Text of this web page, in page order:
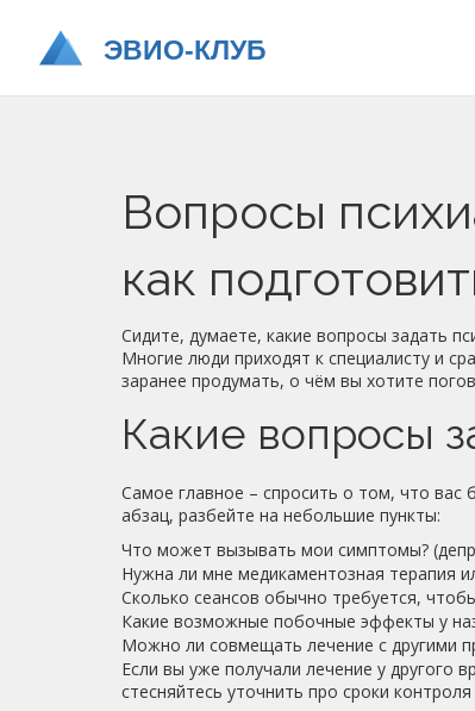
Вопросы
как
Сидите, думаете, какие вопросы задать
Многие люди приходят к специалисту и
заранее продумать, о чём вы хотите
Какие вопросы
Самое главное – спросить о том, что вас
абзац, разбейте на небольшие пункты:
Что может вызывать мои симптомы?
Нужна ли мне медикаментозная терапия
Сколько сеансов обычно требуется,
Какие возможные побочные эффекты у
Можно ли совмещать лечение с другими
Если вы уже получали лечение у другого
стесняйтесь уточнить про сроки